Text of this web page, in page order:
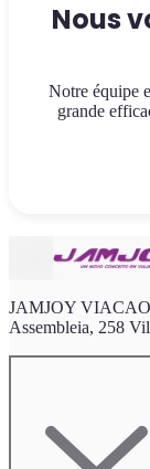
Nous
Notre équipe
grande
JAMJOY VIACAO
Assembleia, 258